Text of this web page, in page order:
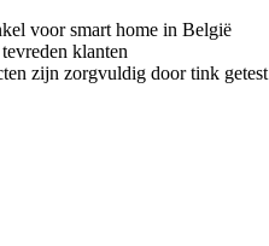
voor smart home in België
klanten
zijn zorgvuldig door tink getest